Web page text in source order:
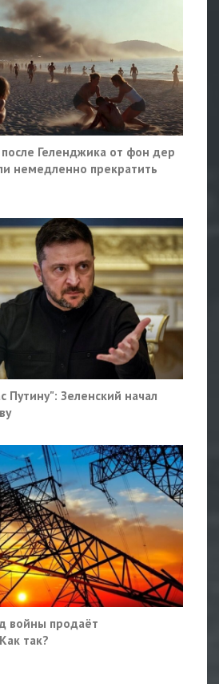
Геленджика от фон дер
немедленно прекратить
Путину": Зеленский начал
войны продаёт
так?